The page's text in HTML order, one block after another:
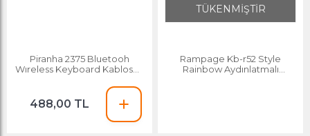
Piranha 2375 Bluetooh
Wıreless Keyboard Kablosuz
488,00 TL
TÜKENMİŞTİR
Rampage Kb-r52 Style
Rainbow Aydınlatmalı